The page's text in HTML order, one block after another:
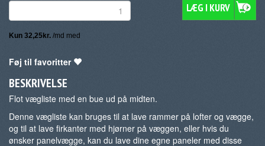
LÆG I KURV
Føj til favoritter
BESKRIVELSE
Flot vægliste med en bue ud på midten.
Denne vægliste kan bruges til at lave rammer på lofter og vægge,
og til at lave firkanter med hjørner på væggen, eller hvis du
ønsker panelvægge, kan du lave dine egne paneler med disse